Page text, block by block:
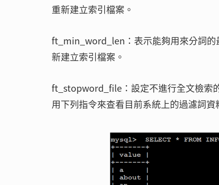
重新建立索引檔案。
ft_min_word_len：表示能夠用來分詞的
新建立索引檔案。
ft_stopword_file：設定不進行全文檢索
用下列指令來查看目前系統上的過濾詞資